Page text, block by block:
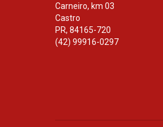
Carneiro, km 03
Castro
PR, 84165-720
(42) 99916-0297